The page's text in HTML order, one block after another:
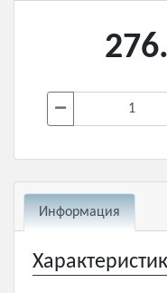
Информация